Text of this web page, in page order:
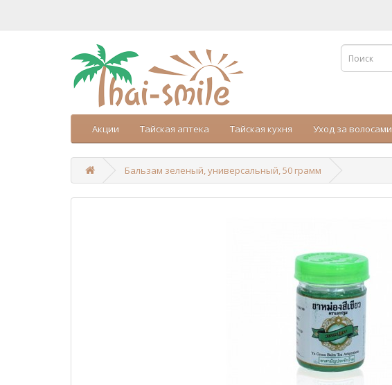
Акции Тайская аптека Тайская кухня Уход за волосами
Бальзам зеленый, универсальный, 50 грамм